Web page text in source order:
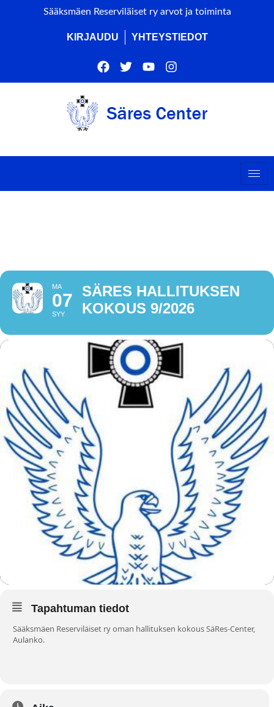
Sääksmäen Reserviläiset ry arvot ja toiminta
KIRJAUDU YHTEYSTIEDOT
MA
07
SYY
SÄRES HALLITUKSEN
KOKOUS 9/2026
Tapahtuman tiedot
Sääksmäen Reserviläiset ry oman hallituksen kokous SäRes-Center,
Aulanko.